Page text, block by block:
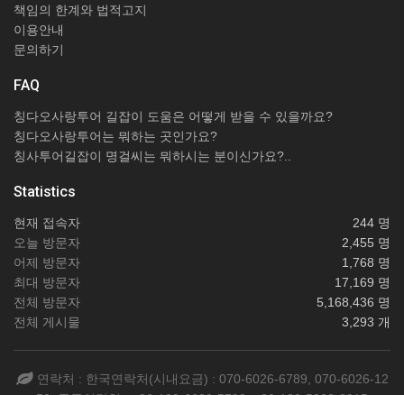
책임의 한계와 법적고지
이용안내
문의하기
FAQ
칭다오사랑투어 길잡이 도움은 어떻게 받을 수 있을까요?
칭다오사랑투어는 뭐하는 곳인가요?
칭사투어길잡이 명걸씨는 뭐하시는 분이신가요?..
Statistics
현재 접속자
244 명
오늘 방문자
2,455 명
어제 방문자
1,768 명
최대 방문자
17,169 명
전체 방문자
5,168,436 명
전체 게시물
3,293 개
연락처 : 한국연락처(시내요금) : 070-6026-6789, 070-6026-12